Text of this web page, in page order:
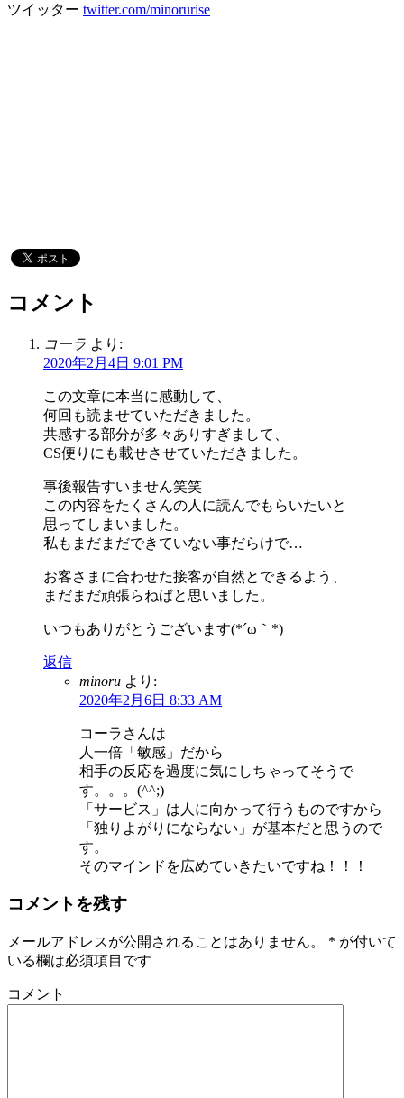
ツイッター twitter.com/minorurise
コメント
コーラ より:
2020年2月4日 9:01 PM
この文章に本当に感動して、
何回も読ませていただきました。
共感する部分が多々ありすぎまして、
CS便りにも載せさせていただきました。
事後報告すいません笑笑
この内容をたくさんの人に読んでもらいたいと
思ってしまいました。
私もまだまだできていない事だらけで…
お客さまに合わせた接客が自然とできるよう、
まだまだ頑張らねばと思いました。
いつもありがとうございます(*´ω｀*)
返信
minoru より:
2020年2月6日 8:33 AM
コーラさんは
人一倍「敏感」だから
相手の反応を過度に気にしちゃってそうで
す。。。(^^;)
「サービス」は人に向かって行うものですから
「独りよがりにならない」が基本だと思うので
す。
そのマインドを広めていきたいですね！！！
コメントを残す
メールアドレスが公開されることはありません。 * が付いて
いる欄は必須項目です
コメント